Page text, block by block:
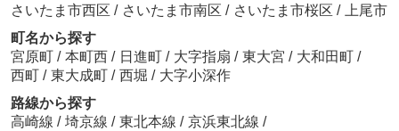
さいたま市西区 / さいたま市南区 / さいたま市桜区 /
上尾市
町名から探す
宮原町 / 本町西 / 日進町 / 大字指扇 / 東大宮 / 大和田町 /
西町 / 東大成町 / 西堀 / 大字小深作
路線から探す
高崎線 / 埼京線 / 東北本線 / 京浜東北線 /